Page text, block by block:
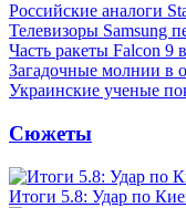
Российские аналоги
Телевизоры Samsung
Часть ракеты Falcon
Загадочные молнии в
Украинские ученые
Сюжеты
Итоги 5.8: Удар по